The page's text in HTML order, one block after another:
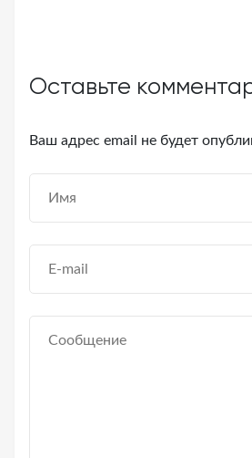
Оставьте
Ваш адрес email не будет